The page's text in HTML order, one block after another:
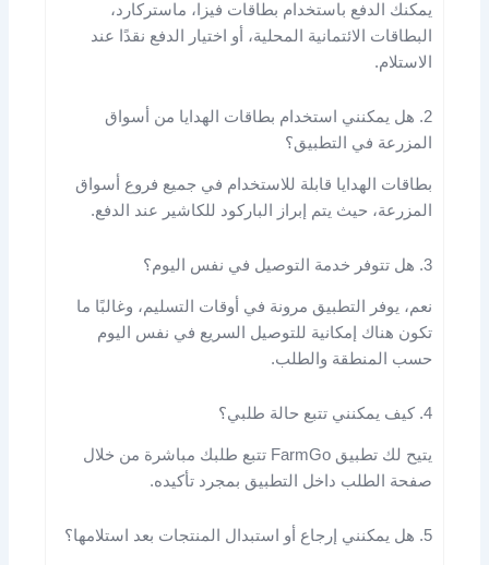
يمكنك الدفع باستخدام بطاقات فيزا، ماستركارد،
البطاقات الائتمانية المحلية، أو اختيار الدفع نقدًا عند
الاستلام.
2. هل يمكنني استخدام بطاقات الهدايا من أسواق
المزرعة في التطبيق؟
بطاقات الهدايا قابلة للاستخدام في جميع فروع أسواق
المزرعة، حيث يتم إبراز الباركود للكاشير عند الدفع.
3. هل تتوفر خدمة التوصيل في نفس اليوم؟
نعم، يوفر التطبيق مرونة في أوقات التسليم، وغالبًا ما
تكون هناك إمكانية للتوصيل السريع في نفس اليوم
حسب المنطقة والطلب.
4. كيف يمكنني تتبع حالة طلبي؟
يتيح لك تطبيق FarmGo تتبع طلبك مباشرة من خلال
صفحة الطلب داخل التطبيق بمجرد تأكيده.
5. هل يمكنني إرجاع أو استبدال المنتجات بعد استلامها؟